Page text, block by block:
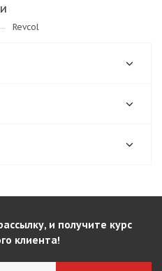
Revcol
и получите курс
клиента!